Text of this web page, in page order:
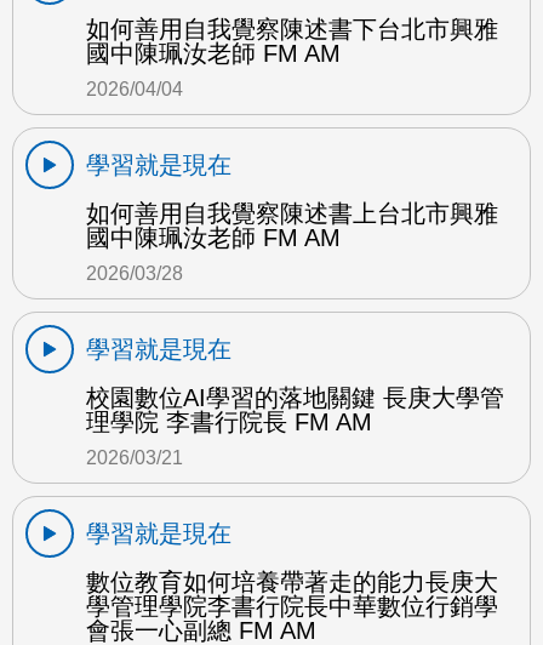
如何善用自我覺察陳述書下台北市興雅
國中陳珮汝老師 FM AM
2026/04/04
學習就是現在
如何善用自我覺察陳述書上台北市興雅
國中陳珮汝老師 FM AM
2026/03/28
學習就是現在
校園數位AI學習的落地關鍵 長庚大學管
理學院 李書行院長 FM AM
2026/03/21
學習就是現在
數位教育如何培養帶著走的能力長庚大
學管理學院李書行院長中華數位行銷學
會張一心副總 FM AM